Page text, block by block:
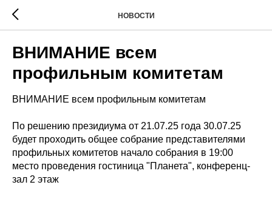
НОВОСТИ
ВНИМАНИЕ всем
профильным комитетам
ВНИМАНИЕ всем профильным комитетам
По решению президиума от 21.07.25 года 30.07.25
будет проходить общее собрание представителями
профильных комитетов начало собрания в 19:00
место проведения гостиница "Планета", конференц-
зал 2 этаж